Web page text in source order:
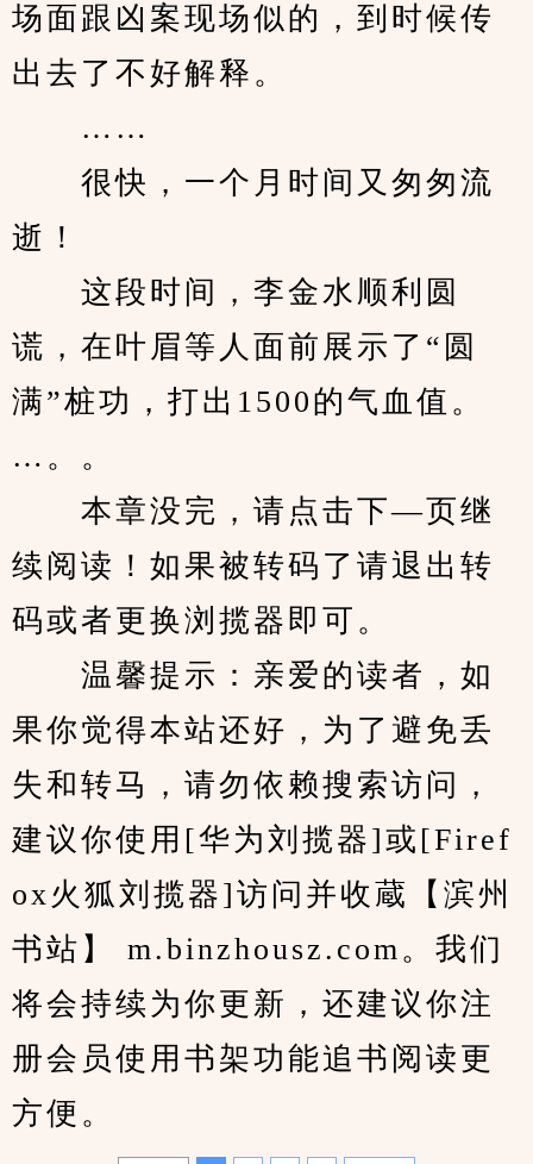
场面跟凶案现场似的，到时候传
出去了不好解释。
……
很快，一个月时间又匆匆流
逝！
这段时间，李金水顺利圆
谎，在叶眉等人面前展示了“圆
满”桩功，打出1500的气血值。
…。。
本章没完，请点击下—页继
续阅读！如果被转码了请退出转
码或者更换浏揽器即可。
温馨提示：亲爱的读者，如
果你觉得本站还好，为了避免丢
失和转马，请勿依赖搜索访问，
建议你使用[华为刘揽器]或[Firef
ox火狐刘揽器]访问并收蔵【滨州
书站】 m.binzhousz.com。我们
将会持续为你更新，还建议你注
册会员使用书架功能追书阅读更
方便。